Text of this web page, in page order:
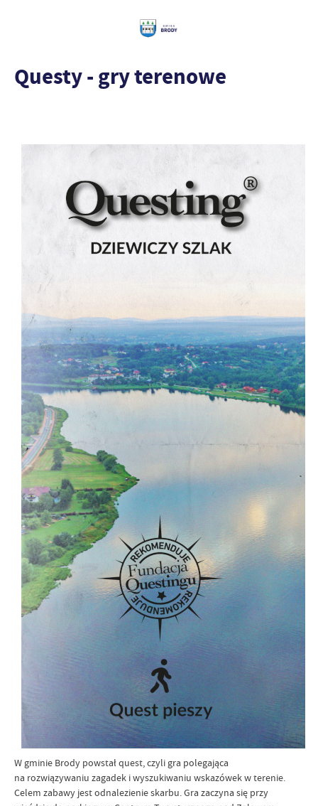
Questy - gry terenowe
W gminie Brody powstał quest, czyli gra polegająca
na rozwiązywaniu zagadek i wyszukiwaniu wskazówek w terenie.
Celem zabawy jest odnalezienie skarbu. Gra zaczyna się przy